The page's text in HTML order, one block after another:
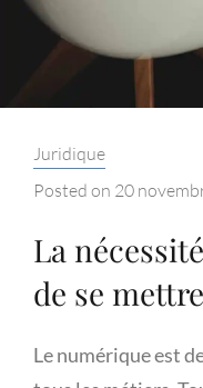
Categories:
Juridique
Posted on 20
La
de se
Le numérique est